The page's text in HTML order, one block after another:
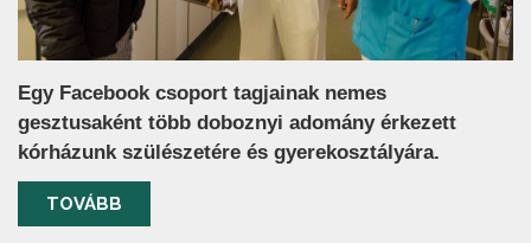
Egy Facebook csoport tagjainak nemes
gesztusaként több doboznyi adomány érkezett
kórházunk szülészetére és gyerekosztályára.
TOVÁBB